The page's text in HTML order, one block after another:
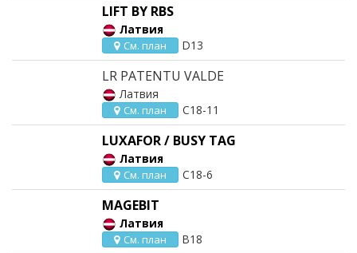
LIFT BY RBS
Латвия
См. план D13
LR PATENTU VALDE
Латвия
См. план C18-11
LUXAFOR / BUSY TAG
Латвия
См. план C18-6
MAGEBIT
Латвия
См. план B18